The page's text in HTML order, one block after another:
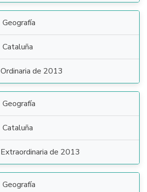
Geografía
Cataluña
Ordinaria de 2013
Geografía
Cataluña
Extraordinaria de 2013
Geografía